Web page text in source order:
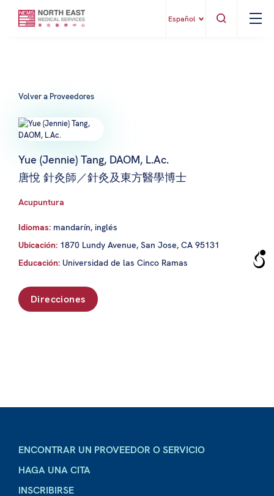
Español
Volver a Proveedores
Yue (Jennie) Tang, DAOM, L.Ac.
唐悅 針灸師／針灸及東方醫學博士
Acupuntura
Idiomas: mandarín, inglés
Ubicación: 1870 Lundy Avenue, San Jose, CA 95131
Educación: Universidad de las Cinco Ramas
Direcciones
ENCONTRAR UN PROVEEDOR O SERVICIO
HAGA UNA CITA
INSCRIBIRSE